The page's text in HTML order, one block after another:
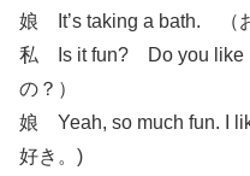
娘 It’s taking a bath. （
私 Is it fun? Do you like
の？）
娘 Yeah, so much fun. I
好き。)